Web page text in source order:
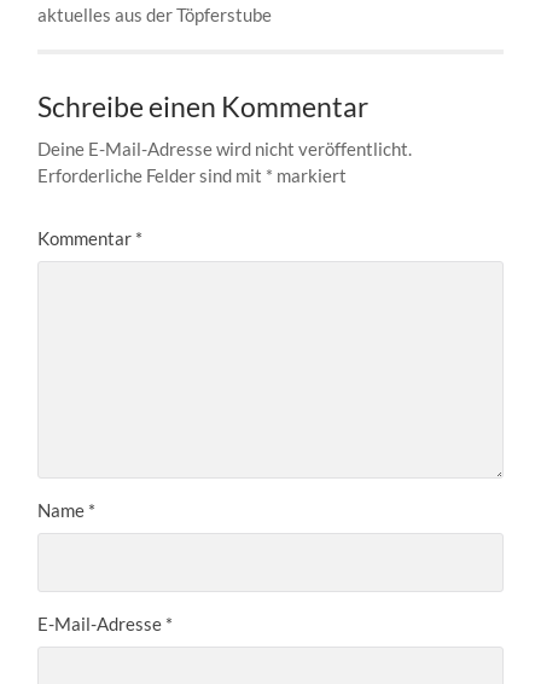
aktuelles aus der Töpferstube
Schreibe einen Kommentar
Deine E-Mail-Adresse wird nicht veröffentlicht.
Erforderliche Felder sind mit * markiert
Kommentar *
Name *
E-Mail-Adresse *